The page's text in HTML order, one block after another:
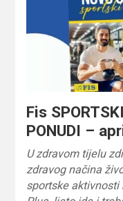
Fis
PONUDI –
U zdravom tijelu
zdravog načina
sportske aktivnosti